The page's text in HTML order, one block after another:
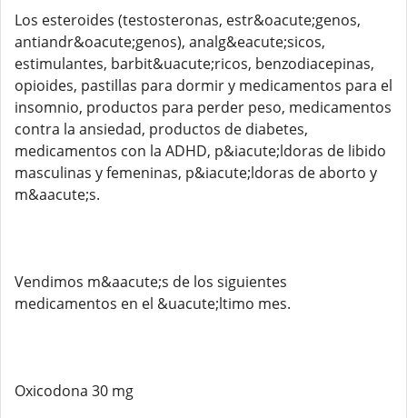
Los esteroides (testosteronas, estr&oacute;genos,
antiandr&oacute;genos), analg&eacute;sicos,
estimulantes, barbit&uacute;ricos, benzodiacepinas,
opioides, pastillas para dormir y medicamentos para el
insomnio, productos para perder peso, medicamentos
contra la ansiedad, productos de diabetes,
medicamentos con la ADHD, p&iacute;ldoras de libido
masculinas y femeninas, p&iacute;ldoras de aborto y
m&aacute;s.
Vendimos m&aacute;s de los siguientes
medicamentos en el &uacute;ltimo mes.
Oxicodona 30 mg